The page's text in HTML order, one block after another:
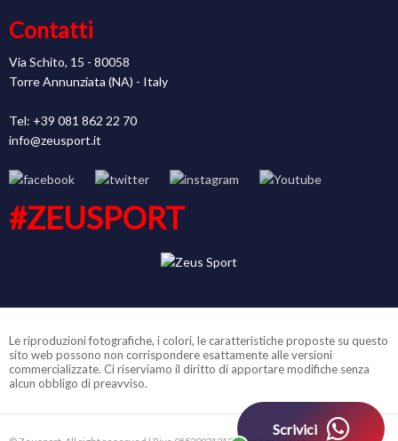
Contatti
Via Schito, 15 - 80058
Torre Annunziata (NA) - Italy
Tel: +39 081 862 22 70
info@zeusport.it
#ZEUSPORT
Le riproduzioni fotografiche, i colori, le caratteristiche proposte su questo
sito web possono non corrispondere esattamente alle versioni
commercializzate. Ci riserviamo il diritto di apportare modifiche senza
alcun obbligo di preavviso.
Scrivici